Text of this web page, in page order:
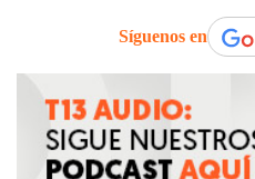
Síguenos en